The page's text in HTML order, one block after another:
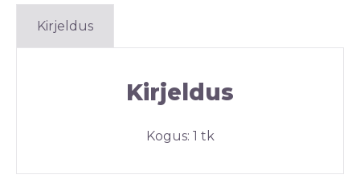
Kirjeldus
Kirjeldus
Kogus: 1 tk